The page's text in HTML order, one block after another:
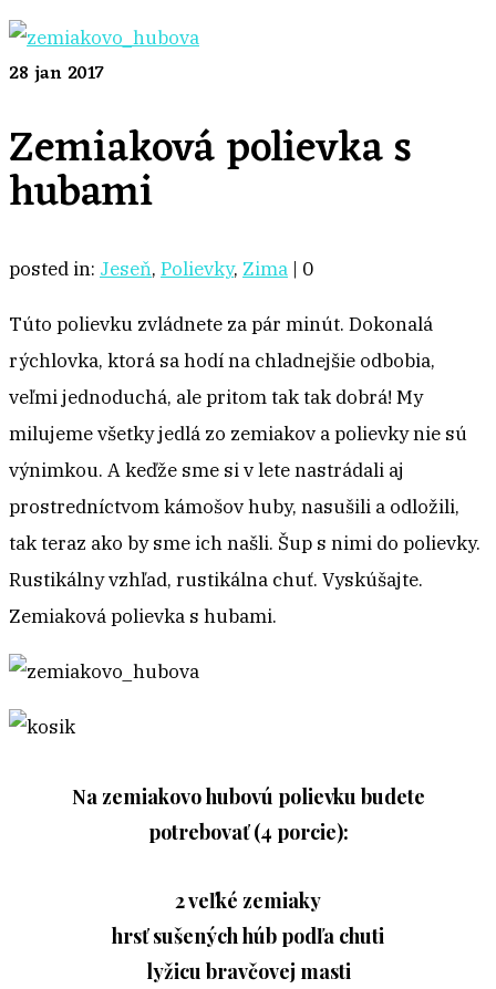
28 jan 2017
Zemiaková polievka s
hubami
posted in: Jeseň, Polievky, Zima | 0
Túto polievku zvládnete za pár minút. Dokonalá
rýchlovka, ktorá sa hodí na chladnejšie odbobia,
veľmi jednoduchá, ale pritom tak tak dobrá! My
milujeme všetky jedlá zo zemiakov a polievky nie sú
výnimkou. A keďže sme si v lete nastrádali aj
prostredníctvom kámošov huby, nasušili a odložili,
tak teraz ako by sme ich našli. Šup s nimi do polievky.
Rustikálny vzhľad, rustikálna chuť. Vyskúšajte.
Zemiaková polievka s hubami.
Na zemiakovo hubovú polievku budete
potrebovať (4 porcie):
2 veľké zemiaky
hrsť sušených húb podľa chuti
lyžicu bravčovej masti